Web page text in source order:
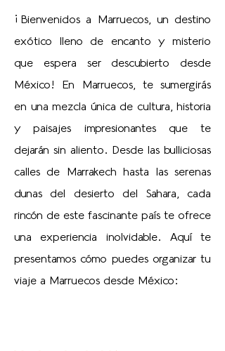
¡Bienvenidos a Marruecos, un destino
exótico lleno de encanto y misterio
que espera ser descubierto desde
México! En Marruecos, te sumergirás
en una mezcla única de cultura, historia
y paisajes impresionantes que te
dejarán sin aliento. Desde las bulliciosas
calles de Marrakech hasta las serenas
dunas del desierto del Sahara, cada
rincón de este fascinante país te ofrece
una experiencia inolvidable. Aquí te
presentamos cómo puedes organizar tu
viaje a Marruecos desde México: